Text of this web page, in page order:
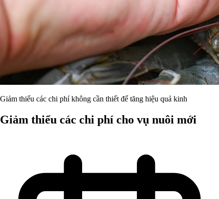
Giảm thiểu các chi phí không cần thiết để tăng hiệu quả kinh
Giảm thiểu các chi phí cho vụ nuôi mới